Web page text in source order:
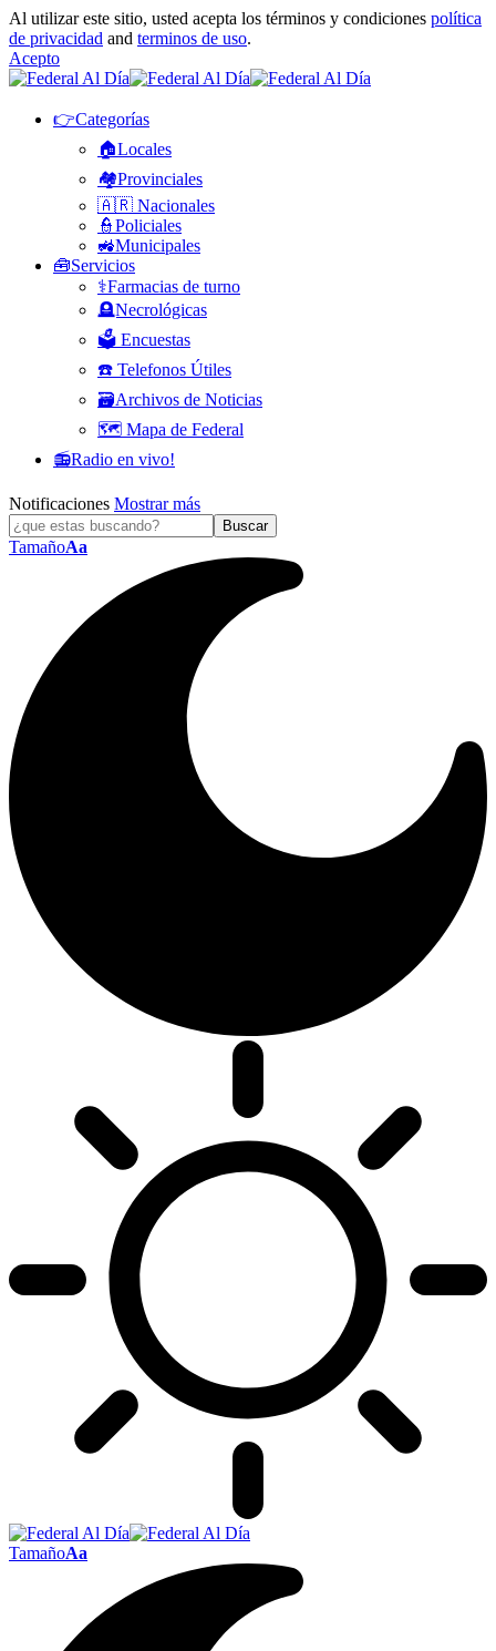
Al utilizar este sitio, usted acepta los términos y condiciones política
de privacidad and terminos de uso.
Acepto
👉Categorías
🏠Locales
🏘️Provinciales
🇦🇷 Nacionales
👮Policiales
🚜Municipales
🧰Servicios
⚕️Farmacias de turno
🪦Necrológicas
🗳️ Encuestas
☎️ Telefonos Útiles
🗃️Archivos de Noticias
🗺️ Mapa de Federal
📻Radio en vivo!
Notificaciones Mostrar más
TamañoAa
TamañoAa